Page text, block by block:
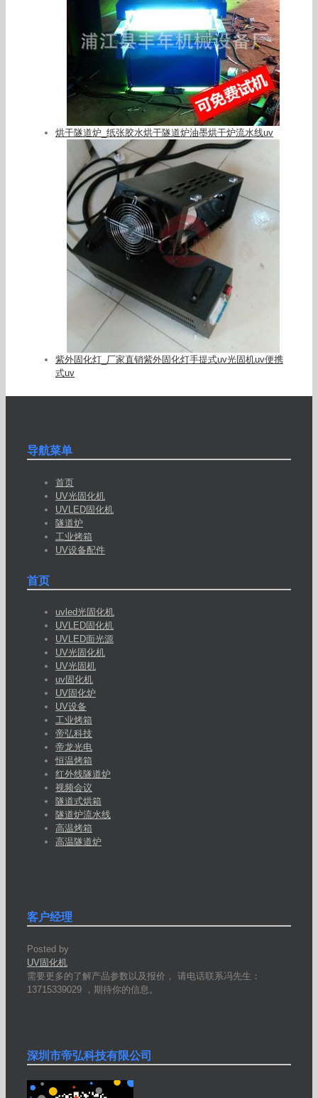
烘干隧道炉_纸张胶水烘干隧道炉油墨烘干炉流水线uv
紫外固化灯_厂家直销紫外固化灯手提式uv光固机uv便携
式uv
导航菜单
首页
UV光固化机
UVLED固化机
隧道炉
工业烤箱
UV设备配件
首页
uvled光固化机
UVLED固化机
UVLED面光源
UV光固化机
UV光固机
uv固化机
UV固化炉
UV设备
工业烤箱
帝弘科技
帝龙光电
恒温烤箱
红外线隧道炉
视频会议
隧道式烘箱
隧道炉流水线
高温烤箱
高温隧道炉
客户经理
Posted by
UV固化机
需要更多的了解产品参数以及报价， 请电话联系冯先生：
13715339029 ，期待你的信息。
深圳市帝弘科技有限公司